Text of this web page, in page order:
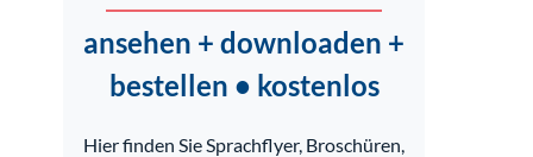
ansehen + downloaden +
bestellen • kostenlos
Hier finden Sie Sprachflyer, Broschüren,